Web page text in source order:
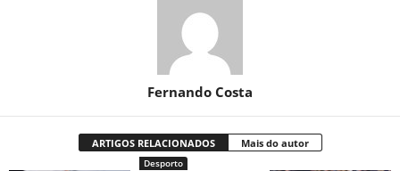
Fernando Costa
ARTIGOS RELACIONADOS Mais do autor
Desporto